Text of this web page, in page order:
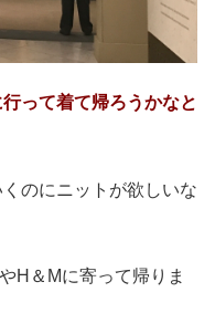
って着て帰ろうかなと
のにニットが欲しいな
H＆Mに寄って帰りま